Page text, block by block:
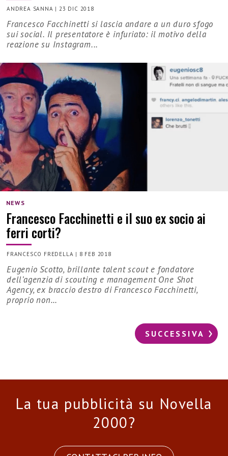
ANDREA SANNA |23 DIC 2018
Francesco Facchinetti si lascia andare a un duro sfogo
sui social. Il presentatore è infuriato: il motivo della
reazione su Instagram...
NEWS
Francesco Facchinetti e il suo ex socio ai
ferri corti?
FRANCESCO FREDELLA | 8 FEB 2018
Eugenio Scotto, brillante talent scout e fondatore
dell’agenzia di scouting e management One Shot
Agency, ex braccio destro di Francesco Facchinetti,
proprio non…
SUCCESSIVA
La tua pubblicità su Novella
2000?